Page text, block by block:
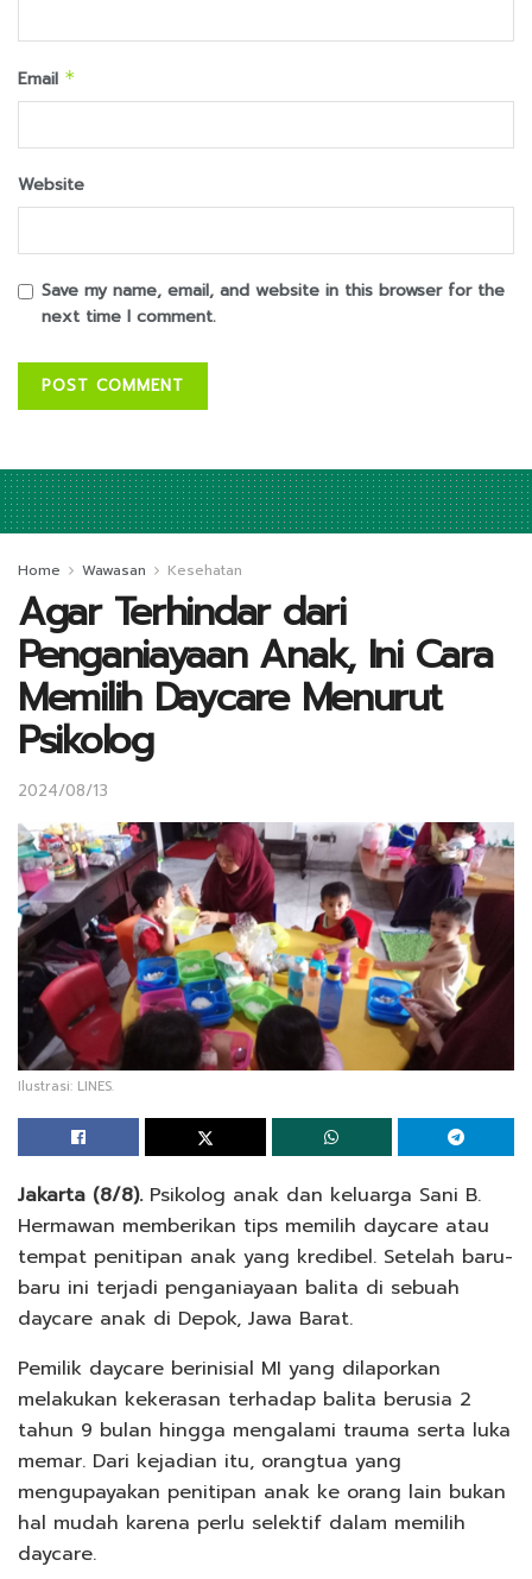
Email *
Website
Save my name, email, and website in this browser for the
next time I comment.
Home Wawasan Kesehatan
Agar Terhindar dari
Penganiayaan Anak, Ini Cara
Memilih Daycare Menurut
Psikolog
2024/08/13
Ilustrasi: LINES.
Jakarta (8/8).Psikolog anak dan keluarga Sani B.
Hermawan memberikan tips memilih daycare atau
tempat penitipan anak yang kredibel. Setelah baru-
baru ini terjadi penganiayaan balita di sebuah
daycare anak di Depok, Jawa Barat.
Pemilik daycare berinisial MI yang dilaporkan
melakukan kekerasan terhadap balita berusia 2
tahun 9 bulan hingga mengalami trauma serta luka
memar. Dari kejadian itu, orangtua yang
mengupayakan penitipan anak ke orang lain bukan
hal mudah karena perlu selektif dalam memilih
daycare.